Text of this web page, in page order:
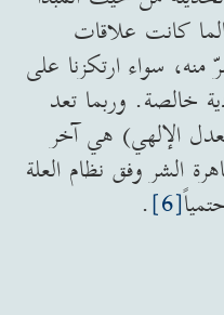
كانت علاقات
منه، سواء ارتكزنا على
خالصة. وربما تعد
الإلهي) هي آخر
الشر وفق نظام العلة
[6]
.